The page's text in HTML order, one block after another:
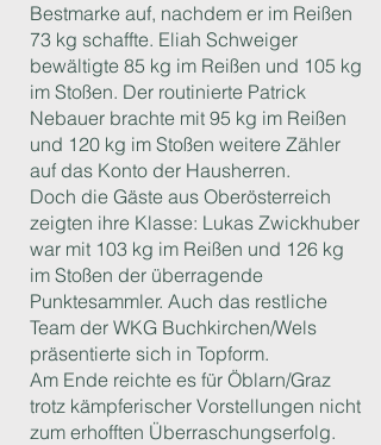
Bestmarke auf, nachdem er im Reißen
73 kg schaffte. Eliah Schweiger
bewältigte 85 kg im Reißen und 105 kg
im Stoßen. Der routinierte Patrick
Nebauer brachte mit 95 kg im Reißen
und 120 kg im Stoßen weitere Zähler
auf das Konto der Hausherren.
Doch die Gäste aus Oberösterreich
zeigten ihre Klasse: Lukas Zwickhuber
war mit 103 kg im Reißen und 126 kg
im Stoßen der überragende
Punktesammler. Auch das restliche
Team der WKG Buchkirchen/Wels
präsentierte sich in Topform.
Am Ende reichte es für Öblarn/Graz
trotz kämpferischer Vorstellungen nicht
zum erhofften Überraschungserfolg.